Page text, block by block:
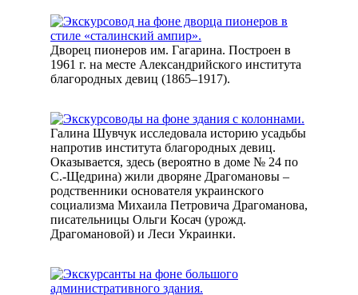
Дворец пионеров им. Гагарина. Построен в
1961 г. на месте Александрийского института
благородных девиц (1865–1917).
Галина Шувчук исследовала историю усадьбы
напротив института благородных девиц.
Оказывается, здесь (вероятно в доме № 24 по
С.-Щедрина) жили дворяне Драгомановы –
родственники основателя украинского
социализма Михаила Петровича Драгоманова,
писательницы Ольги Косач (урожд.
Драгомановой) и Леси Украинки.